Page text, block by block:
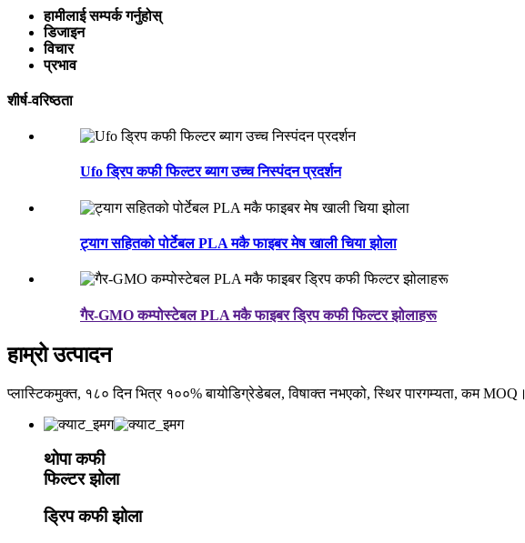
हामीलाई सम्पर्क गर्नुहोस्
डिजाइन
विचार
प्रभाव
शीर्ष-वरिष्ठता
Ufo ड्रिप कफी फिल्टर ब्याग उच्च निस्पंदन प्रदर्शन
ट्याग सहितको पोर्टेबल PLA मकै फाइबर मेष खाली चिया झोला
गैर-GMO कम्पोस्टेबल PLA मकै फाइबर ड्रिप कफी फिल्टर झोलाहरू
हाम्रो उत्पादन
प्लास्टिकमुक्त, १८० दिन भित्र १००% बायोडिग्रेडेबल, विषाक्त नभएको, स्थिर पारगम्यता, कम MOQ।
थोपा कफी
फिल्टर झोला
ड्रिप कफी झोला